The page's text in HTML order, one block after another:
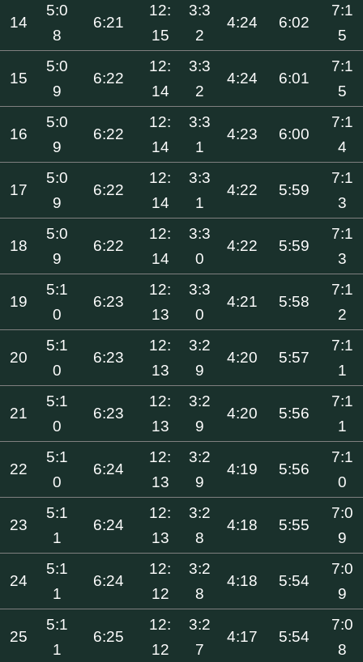
14
5:0
8
6:21
12:
15
3:3
2
4:24 6:02
7:1
5
15
5:0
9
6:22
12:
14
3:3
2
4:24 6:01
7:1
5
16
5:0
9
6:22
12:
14
3:3
1
4:23 6:00
7:1
4
17
5:0
9
6:22
12:
14
3:3
1
4:22 5:59
7:1
3
18
5:0
9
6:22
12:
14
3:3
0
4:22 5:59
7:1
3
19
5:1
0
6:23
12:
13
3:3
0
4:21 5:58
7:1
2
20
5:1
0
6:23
12:
13
3:2
9
4:20 5:57
7:1
1
21
5:1
0
6:23
12:
13
3:2
9
4:20 5:56
7:1
1
22
5:1
0
6:24
12:
13
3:2
9
4:19 5:56
7:1
0
23
5:1
1
6:24
12:
13
3:2
8
4:18 5:55
7:0
9
24
5:1
1
6:24
12:
12
3:2
8
4:18 5:54
7:0
9
25
5:1
1
6:25
12:
12
3:2
7
4:17 5:54
7:0
8